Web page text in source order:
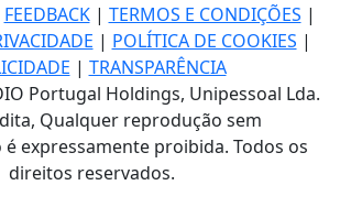
FEEDBACK| TERMOS E CONDIÇÕES |
| POLÍTICA DE COOKIES |
| TRANSPARÊNCIA
Portugal Holdings, Unipessoal Lda.
Qualquer reprodução sem
expressamente proibida. Todos os
direitos reservados.